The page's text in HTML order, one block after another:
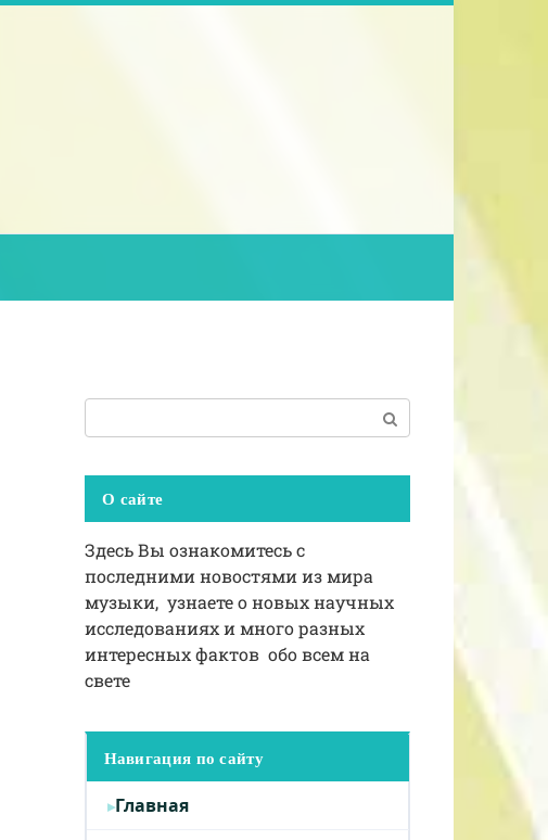
О сайте
Здесь Вы ознакомитесь с
последними новостями из мира
музыки, узнаете о новых научных
исследованиях и много разных
интересных фактов обо всем на
свете
Навигация по сайту
Главная